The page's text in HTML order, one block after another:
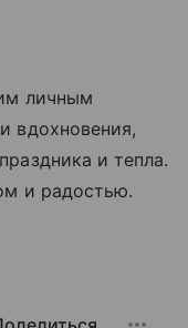
личным
вдохновения,
и тепла.
и радостью.